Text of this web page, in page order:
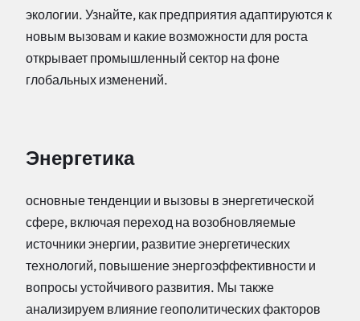
экологии. Узнайте, как предприятия адаптируются к
новым вызовам и какие возможности для роста
открывает промышленный сектор на фоне
глобальных изменений.
Энергетика
основные тенденции и вызовы в энергетической
сфере, включая переход на возобновляемые
источники энергии, развитие энергетических
технологий, повышение энергоэффективности и
вопросы устойчивого развития. Мы также
анализируем влияние геополитических факторов